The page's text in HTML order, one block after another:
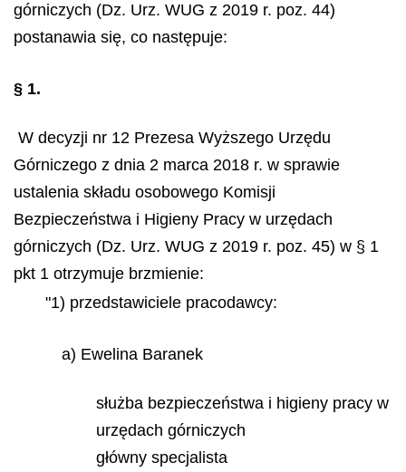
górniczych (Dz. Urz. WUG z 2019 r. poz. 44)
postanawia się, co następuje:
§ 1.
W decyzji nr 12 Prezesa Wyższego Urzędu
Górniczego z dnia 2 marca 2018 r. w sprawie
ustalenia składu osobowego Komisji
Bezpieczeństwa i Higieny Pracy w urzędach
górniczych (Dz. Urz. WUG z 2019 r. poz. 45) w § 1
pkt 1 otrzymuje brzmienie:
"1) przedstawiciele pracodawcy:
a) Ewelina Baranek
służba bezpieczeństwa i higieny pracy w
urzędach górniczych
główny specjalista